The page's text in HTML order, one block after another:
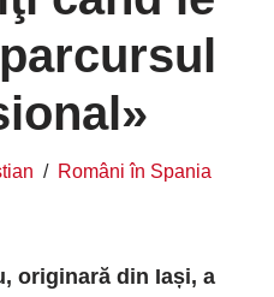
Români în Spania
originară din Iași, a